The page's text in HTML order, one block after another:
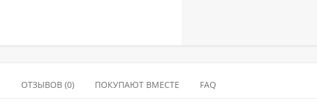
ОТЗЫВОВ (0) ПОКУПАЮТ ВМЕСТЕ FAQ